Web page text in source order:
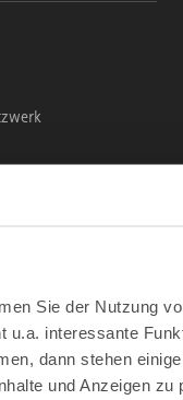
Sie der Nutzung
u.a. interessante
dann stehen
und Anzeigen